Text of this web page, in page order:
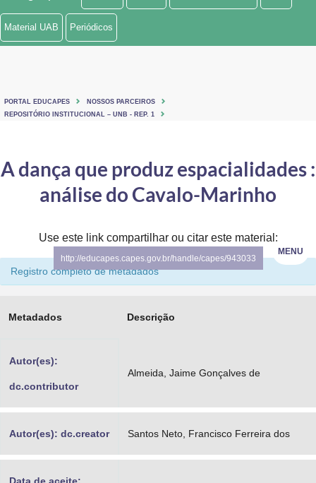
Ministério de Minas e Energia
Ministério do Turismo
Controladoria-Geral da União
Secretaria-Geral
Secretaria de Governo
Banco Central do Brasil
Planalto
MENU
Material UAB Periódicos
PORTAL EDUCAPES
NOSSOS PARCEIROS
REPOSITÓRIO INSTITUCIONAL – UNB - REP. 1
A dança que produz espacialidades :
análise do Cavalo-Marinho
Use este link compartilhar ou citar este material:
http://educapes.capes.gov.br/handle/capes/943033
Registro completo de metadados
Metadados Descrição
Autor(es):
dc.contributor
Almeida, Jaime Gonçalves de
Autor(es): dc.creator Santos Neto, Francisco Ferreira dos